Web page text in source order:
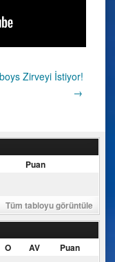
Zirveyi İstiyor!
→
Puan
Tüm tabloyu görüntüle
O AV Puan